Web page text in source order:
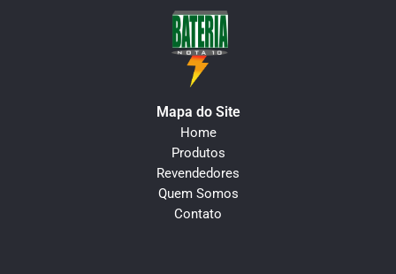
Mapa do Site
Home
Produtos
Revendedores
Quem Somos
Contato